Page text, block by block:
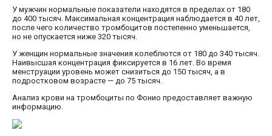
У мужчин нормальные показатели находятся в пределах от 180
до 400 тысяч. Максимальная концентрация наблюдается в 40 лет,
после чего количество тромбоцитов постепенно уменьшается,
но не опускается ниже 320 тысяч.
У женщин нормальные значения колеблются от 180 до 340 тысяч.
Наивысшая концентрация фиксируется в 16 лет. Во время
менструации уровень может снизиться до 150 тысяч, а в
подростковом возрасте — до 75 тысяч.
Анализ крови на тромбоциты по Фонио предоставляет важную
информацию.